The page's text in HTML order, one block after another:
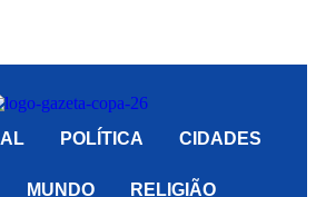
POLÍTICA CIDADES
MUNDO RELIGIÃO